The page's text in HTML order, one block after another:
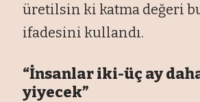
üretilsin ki katma değeri
ifadesini kullandı.
“İnsanlar iki-üç ay
yiyecek”